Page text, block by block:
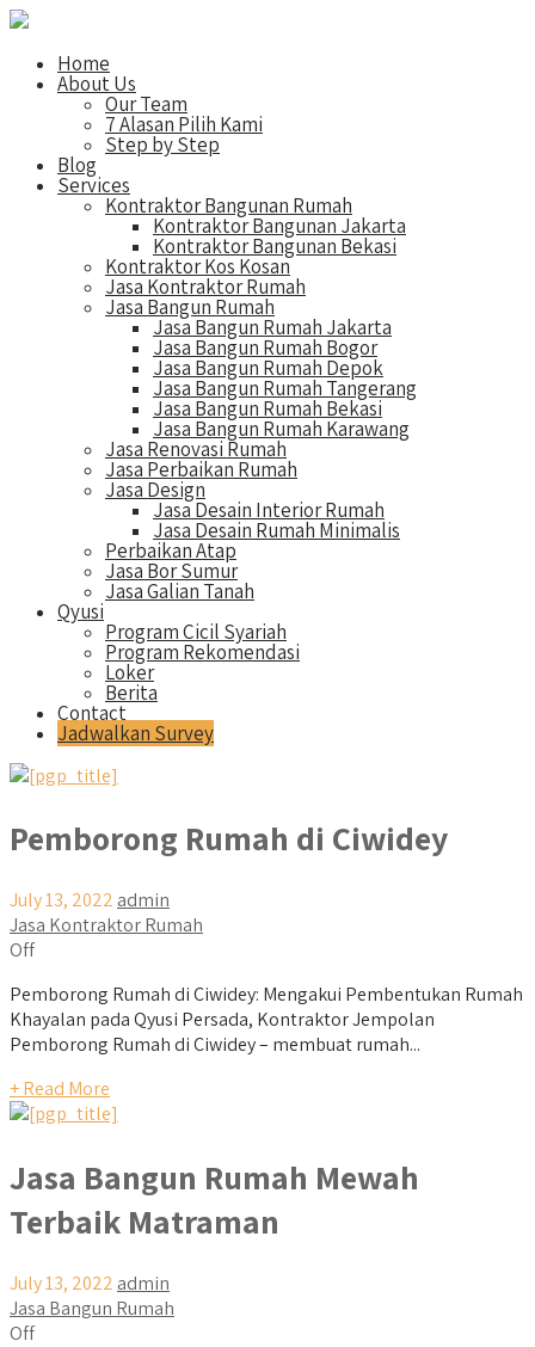
Home
About Us
Our Team
7 Alasan Pilih Kami
Step by Step
Blog
Services
Kontraktor Bangunan Rumah
Kontraktor Bangunan Jakarta
Kontraktor Bangunan Bekasi
Kontraktor Kos Kosan
Jasa Kontraktor Rumah
Jasa Bangun Rumah
Jasa Bangun Rumah Jakarta
Jasa Bangun Rumah Bogor
Jasa Bangun Rumah Depok
Jasa Bangun Rumah Tangerang
Jasa Bangun Rumah Bekasi
Jasa Bangun Rumah Karawang
Jasa Renovasi Rumah
Jasa Perbaikan Rumah
Jasa Design
Jasa Desain Interior Rumah
Jasa Desain Rumah Minimalis
Perbaikan Atap
Jasa Bor Sumur
Jasa Galian Tanah
Qyusi
Program Cicil Syariah
Program Rekomendasi
Loker
Berita
Contact
Jadwalkan Survey
Pemborong Rumah di Ciwidey
July 13, 2022 admin
Jasa Kontraktor Rumah
Off
Pemborong Rumah di Ciwidey: Mengakui Pembentukan Rumah
Khayalan pada Qyusi Persada, Kontraktor Jempolan
Pemborong Rumah di Ciwidey – membuat rumah...
+ Read More
Jasa Bangun Rumah Mewah
Terbaik Matraman
July 13, 2022 admin
Jasa Bangun Rumah
Off